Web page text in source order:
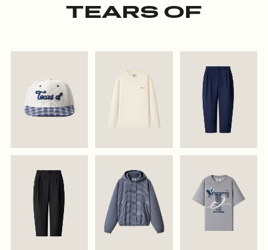
TEARS OF